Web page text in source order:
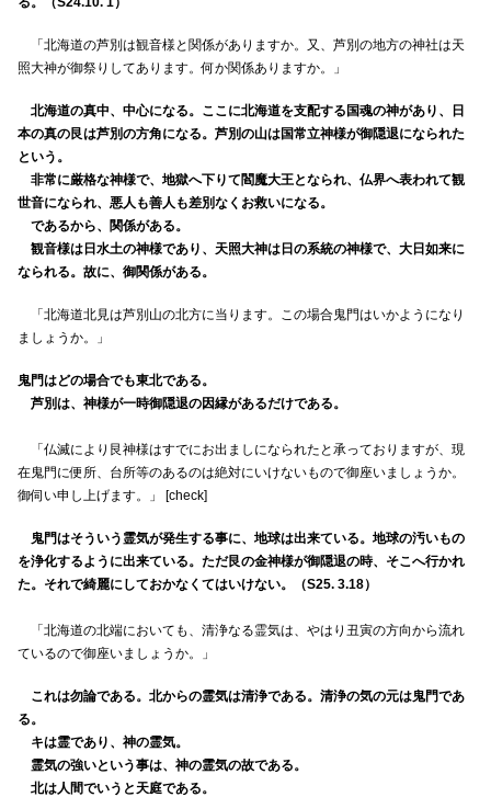
「北海道の芦別は観音様と関係がありますか。又、芦別の地方の神社は天
照大神が御祭りしてあります。何か関係ありますか。」
北海道の真中、中心になる。ここに北海道を支配する国魂の神があり、日
本の真の艮は芦別の方角になる。芦別の山は国常立神様が御隠退になられた
という。
非常に厳格な神様で、地獄へ下りて閻魔大王となられ、仏界へ表われて観
世音になられ、悪人も善人も差別なくお救いになる。
であるから、関係がある。
観音様は日水土の神様であり、天照大神は日の系統の神様で、大日如来に
なられる。故に、御関係がある。
「北海道北見は芦別山の北方に当ります。この場合鬼門はいかようになり
ましょうか。」
鬼門はどの場合でも東北である。
芦別は、神様が一時御隠退の因縁があるだけである。
「仏滅により艮神様はすでにお出ましになられたと承っておりますが、現
在鬼門に便所、台所等のあるのは絶対にいけないもので御座いましょうか。
御伺い申し上げます。」 [check]
鬼門はそういう霊気が発生する事に、地球は出来ている。地球の汚いもの
を浄化するように出来ている。ただ艮の金神様が御隠退の時、そこへ行かれ
た。それで綺麗にしておかなくてはいけない。（S25. 3.18）
「北海道の北端においても、清浄なる霊気は、やはり丑寅の方向から流れ
ているので御座いましょうか。」
これは勿論である。北からの霊気は清浄である。清浄の気の元は鬼門であ
る。
キは霊であり、神の霊気。
霊気の強いという事は、神の霊気の故である。
北は人間でいうと天庭である。